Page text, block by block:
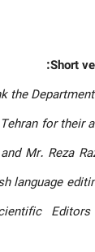
Short
the
for their
Mr. Reza
language